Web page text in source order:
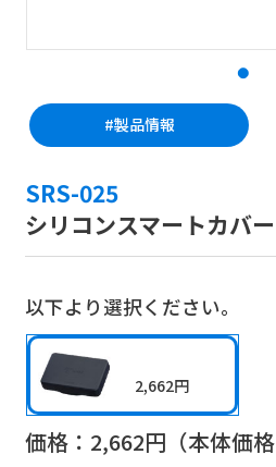
#製品情報
SRS-025
シリコンスマートカバー
以下より選択ください。
2,662円
価格： 2,662円（本体価格